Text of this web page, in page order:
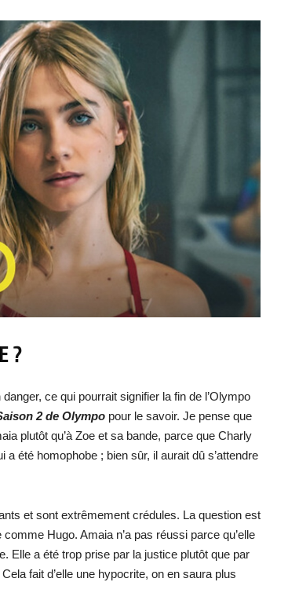
?
ce qui pourrait signifier la fin de l’Olympo
2 de Olympo pour le savoir. Je pense que
plutôt qu’à Zoe et sa bande, parce que Charly
été homophobe ; bien sûr, il aurait dû s’attendre
et sont extrêmement crédules. La question est
Hugo. Amaia n’a pas réussi parce qu’elle
Elle a été trop prise par la justice plutôt que par
fait d’elle une hypocrite, on en saura plus